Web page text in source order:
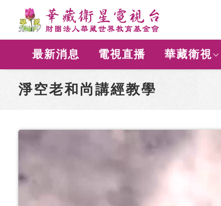
最新消息 電視直播 華藏衛視
淨空老和尚講經教學